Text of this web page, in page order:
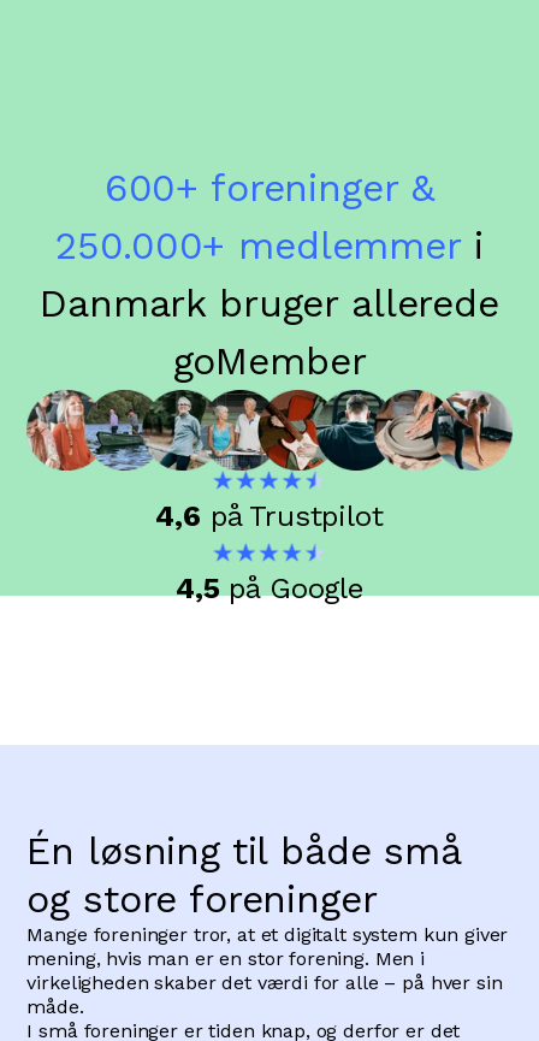
600+ foreninger &
250.000+ medlemmeri
Danmark bruger allerede
goMember
4,6 på Trustpilot
4,5på Google
Én løsning til både små
og store foreninger
Mange foreninger tror, at et digitalt system kun giver
mening, hvis man er en stor forening. Men i
virkeligheden skaber det værdi for alle – på hver sin
måde.
I små foreninger er tiden knap, og derfor er det